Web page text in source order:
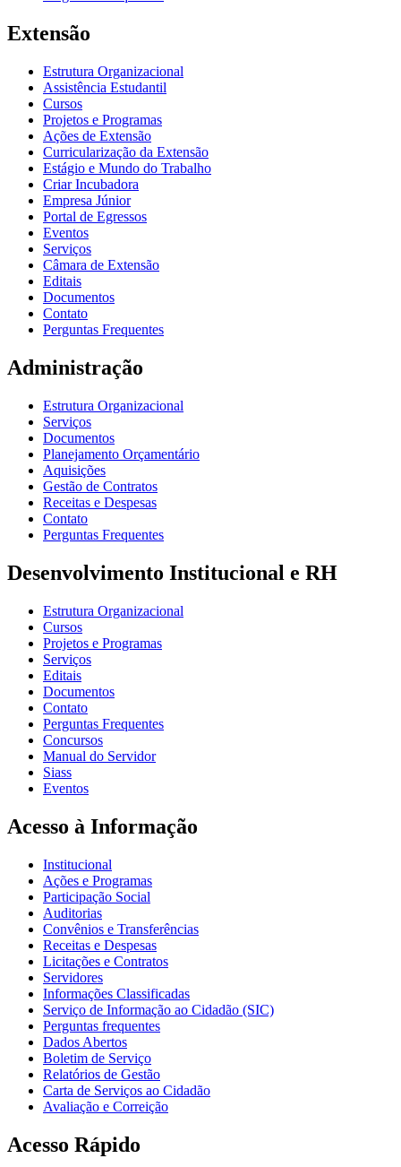
Extensão
Estrutura Organizacional
Assistência Estudantil
Cursos
Projetos e Programas
Ações de Extensão
Curricularização da Extensão
Estágio e Mundo do Trabalho
Criar Incubadora
Empresa Júnior
Portal de Egressos
Eventos
Serviços
Câmara de Extensão
Editais
Documentos
Contato
Perguntas Frequentes
Administração
Estrutura Organizacional
Serviços
Documentos
Planejamento Orçamentário
Aquisições
Gestão de Contratos
Receitas e Despesas
Contato
Perguntas Frequentes
Desenvolvimento Institucional e RH
Estrutura Organizacional
Cursos
Projetos e Programas
Serviços
Editais
Documentos
Contato
Perguntas Frequentes
Concursos
Manual do Servidor
Siass
Eventos
Acesso à Informação
Institucional
Ações e Programas
Participação Social
Auditorias
Convênios e Transferências
Receitas e Despesas
Licitações e Contratos
Servidores
Informações Classificadas
Serviço de Informação ao Cidadão (SIC)
Perguntas frequentes
Dados Abertos
Boletim de Serviço
Relatórios de Gestão
Carta de Serviços ao Cidadão
Avaliação e Correição
Acesso Rápido